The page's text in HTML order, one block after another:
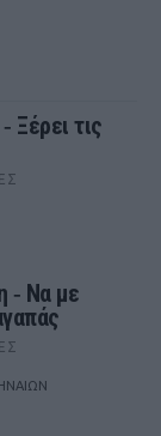
Ξέρει τις
‑ Να με